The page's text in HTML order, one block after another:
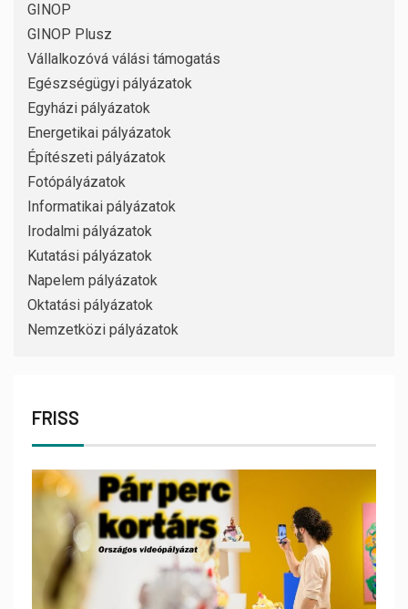
GINOP
GINOP Plusz
Vállalkozóvá válási támogatás
Egészségügyi pályázatok
Egyházi pályázatok
Energetikai pályázatok
Építészeti pályázatok
Fotópályázatok
Informatikai pályázatok
Irodalmi pályázatok
Kutatási pályázatok
Napelem pályázatok
Oktatási pályázatok
Nemzetközi pályázatok
FRISS